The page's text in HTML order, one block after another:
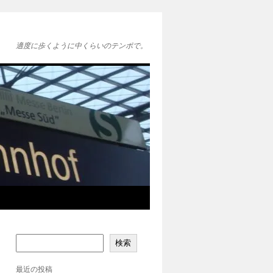
適度に歩くように中くらいのテンポで。
検索
最近の投稿